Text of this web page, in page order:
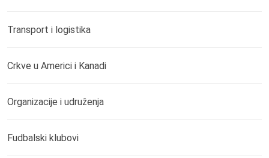
Transport i logistika
Crkve u Americi i Kanadi
Organizacije i udruženja
Fudbalski klubovi